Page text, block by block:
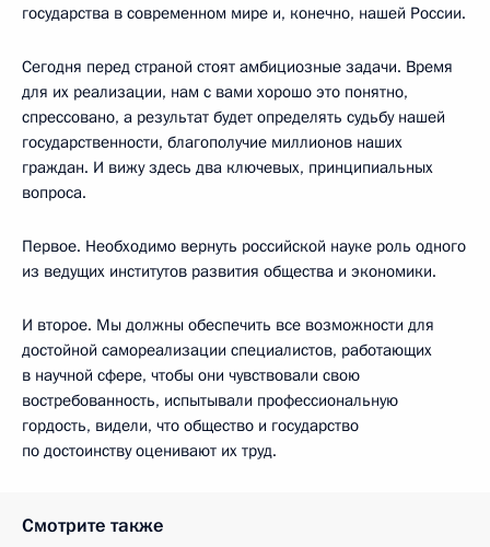
государства в современном мире и, конечно, нашей России.
Сегодня перед страной стоят амбициозные задачи. Время
для их реализации, нам с вами хорошо это понятно,
спрессовано, а результат будет определять судьбу нашей
государственности, благополучие миллионов наших
граждан. И вижу здесь два ключевых, принципиальных
вопроса.
Первое. Необходимо вернуть российской науке роль одного
из ведущих институтов развития общества и экономики.
И второе. Мы должны обеспечить все возможности для
достойной самореализации специалистов, работающих
в научной сфере, чтобы они чувствовали свою
востребованность, испытывали профессиональную
гордость, видели, что общество и государство
по достоинству оценивают их труд.
Смотрите также